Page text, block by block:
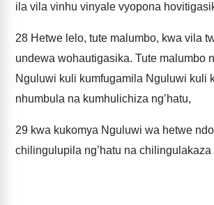
ila vila vinhu vinyale vyopona
28 Hetwe lelo, tute malumbo, kwa vila
undewa wohautigasika. Tute malumbo
Nguluwi kuli kumfugamila Nguluwi kuli
nhumbula na kumhulichiza ng’hatu,
29 kwa kukomya Nguluwi wa hetwe
chilingulupila ng’hatu na chilingulakaza